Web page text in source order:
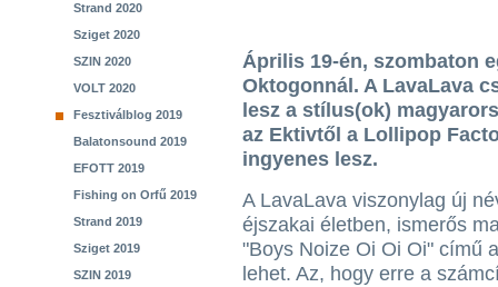
Strand 2020
Sziget 2020
SZIN 2020
VOLT 2020
Fesztiválblog 2019
Balatonsound 2019
EFOTT 2019
Fishing on Orfű 2019
Strand 2019
Sziget 2019
SZIN 2019
Április 19-én, szombaton
Oktogonnál. A LavaLava
lesz a stílus(ok)
az Ektivtől a Lollipop
ingyenes lesz.
A LavaLava viszonylag új
éjszakai életben, ismerős
"Boys Noize Oi Oi Oi" című
lehet. Az, hogy erre a